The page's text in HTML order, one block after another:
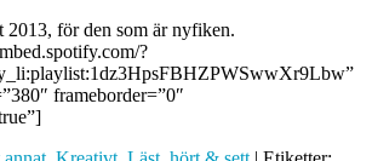
2013, för den som är nyfiken.
?
frameborder=”0″